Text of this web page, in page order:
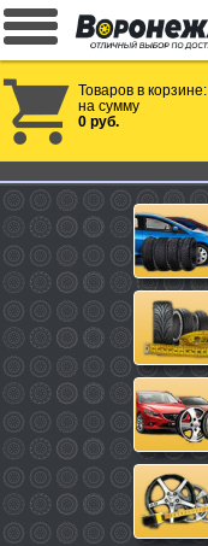
Товаров в корзине:
на сумму
0 руб.